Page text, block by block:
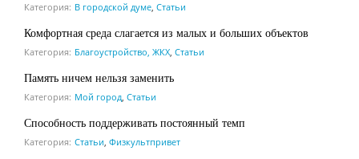
Категория: В городской думе, Статьи
Комфортная среда слагается из малых и больших объектов
Категория: Благоустройство, ЖКХ, Статьи
Память ничем нельзя заменить
Категория: Мой город, Статьи
Способность поддерживать постоянный темп
Категория: Статьи, Физкультпривет